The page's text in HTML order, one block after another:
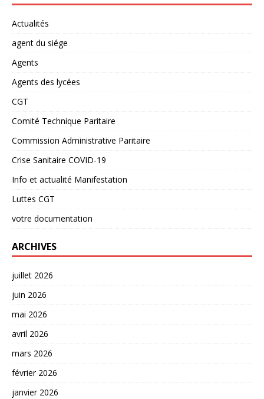
Actualités
agent du siége
Agents
Agents des lycées
CGT
Comité Technique Paritaire
Commission Administrative Paritaire
Crise Sanitaire COVID-19
Info et actualité Manifestation
Luttes CGT
votre documentation
ARCHIVES
juillet 2026
juin 2026
mai 2026
avril 2026
mars 2026
février 2026
janvier 2026